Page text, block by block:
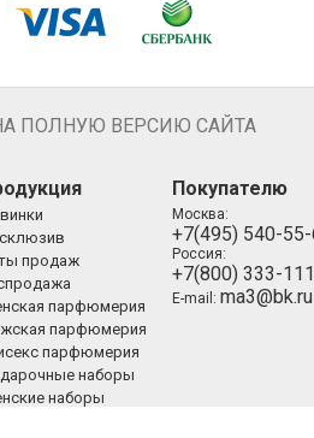
ПОЛНУЮ ВЕРСИЮ САЙТА
продаж
парфюмерия
парфюмерия
парфюмерия
наборы
наборы
Покупателю
Москва:
+7(495) 540-
Россия:
+7(800) 333-
E-mail: ma3@bk.ru